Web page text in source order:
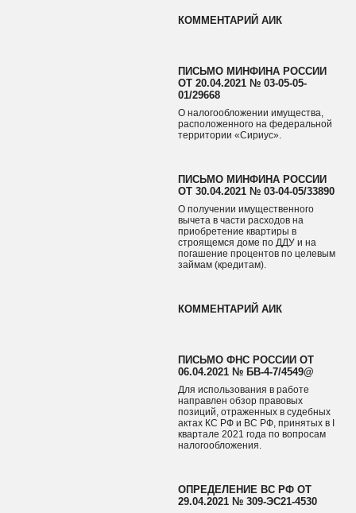
КОММЕНТАРИЙ АИК
ПИСЬМО МИНФИНА РОССИИ
ОТ 20.04.2021 № 03-05-05-
01/29668
О налогообложении имущества,
расположенного на федеральной
территории «Сириус».
ПИСЬМО МИНФИНА РОССИИ
ОТ 30.04.2021 № 03-04-05/33890
О получении имущественного
вычета в части расходов на
приобретение квартиры в
строящемся доме по ДДУ и на
погашение процентов по целевым
займам (кредитам).
КОММЕНТАРИЙ АИК
ПИСЬМО ФНС РОССИИ ОТ
06.04.2021 № БВ-4-7/4549@
Для использования в работе
направлен обзор правовых
позиций, отраженных в судебных
актах КС РФ и ВС РФ, принятых в I
квартале 2021 года по вопросам
налогообложения.
ОПРЕДЕЛЕНИЕ ВС РФ ОТ
29.04.2021 № 309-ЭС21-4530